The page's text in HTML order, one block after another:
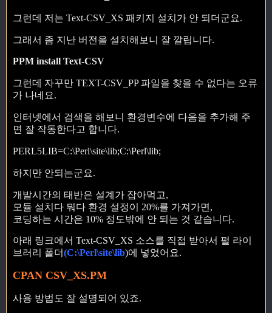
그런데 저는 Text-CSV_XS 패키지 설치가 안 되더군요.
그래서 좀 지난 버전을 설치해보니 잘 깔립니다.
PPM install Text-CSV
그런데 자꾸만 TEXT-CSV_PP 파일을 찾을 수 없다는 오류
가 나네요.
인터넷에서 검색을 해보니 환경변수에 다음을 추가해 주
면 잘 작동한다고 합니다.
PERL5LIB=C:\Perl\site\lib;C:\Perl\lib;
하지만 안되는군요.
개발시간의 태반은 설계가 잡아먹고,
모듈 설치다 뭐다 환경 설정이 20%를 가져가면,
코딩하는 시간은 10% 정도밖에 안 되는 것 같습니다.
아래 링크에서 Text-CSV_XS 소스를 직접 받아서 펄 라이
브러리 폴더(C:\Perl\site\lib)에 넣었어요.
CPAN CSV_XS.PM
사용 방법도 잘 설명되어 있죠.